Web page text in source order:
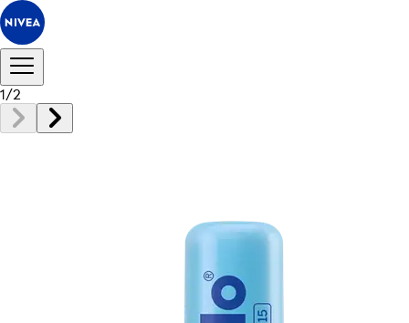
1/2